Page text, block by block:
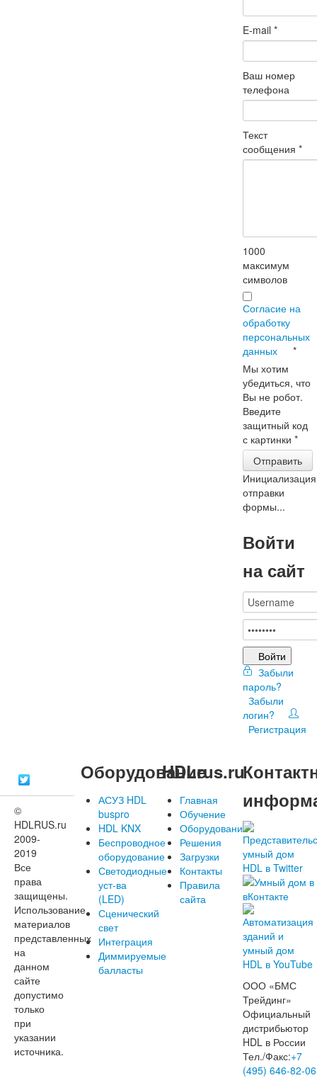
E-mail*
Ваш номер
телефона
Текст
сообщения*
1000
максимум
символов
Согласие на
обработку
персональных
данных
*
Мы хотим
убедиться, что
Вы не робот.
Введите
защитный код
с картинки*
Отправить
Инициализация
отправки
формы...
Войти
на сайт
Войти
Забыли
пароль?
Забыли
логин?
Регистрация
©
HDLRUS.ru
2009-
2019
Все
права
защищены.
Использование
материалов
представленных
на
данном
сайте
допустимо
только
при
указании
источника.
Оборудование
АСУЗ HDL
buspro
HDL KNX
Беспроводное
оборудование
Светодиодные
уст-ва
(LED)
Сценический
свет
Интеграция
Диммируемые
балласты
HDLrus.ru
Главная
Обучение
Оборудование
Решения
Загрузки
Контакты
Правила
сайта
ООО «БМС
Трейдинг»
Официальный
дистрибьютор
HDL в России
Тел./Факс:+7
(495) 646-82-06